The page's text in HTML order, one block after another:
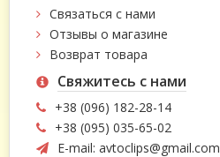
Связаться с нами
Отзывы о магазине
Возврат товара
Свяжитесь с нами
+38 (096) 182-28-14
+38 (095) 035-65-02
E-mail: avtoclips@gmail.com